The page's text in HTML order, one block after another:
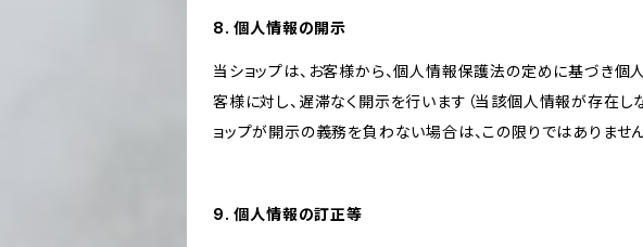
8. 個人情報の開示
当ショップは、お客様から、個人情報保護法の定めに基づき
客様に対し、遅滞なく開示を行います（当該個人情報が存在し
ョップが開示の義務を負わない場合は、この限りではありません
9. 個人情報の訂正等